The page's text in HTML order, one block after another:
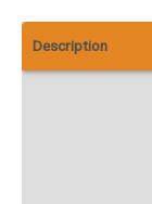
Description